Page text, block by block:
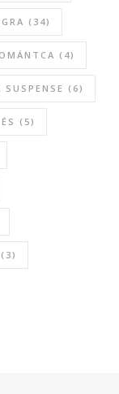
(34)
(4)
SUSPENSE (6)
(5)
(3)